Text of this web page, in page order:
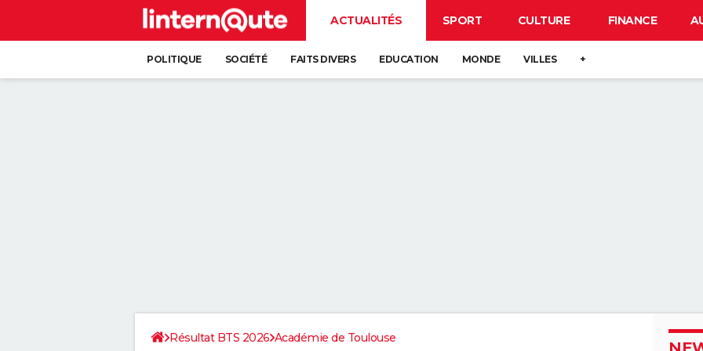
ACTUALITÉS SPORT CULTURE FINANCE
POLITIQUE SOCIÉTÉ FAITS DIVERS EDUCATION MONDE VILLES +
Résultat BTS 2026 Académie de Toulouse